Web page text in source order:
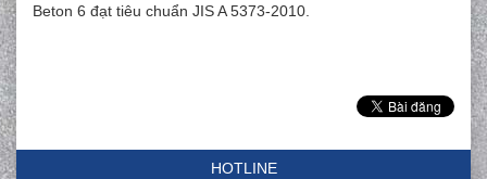
Beton 6 đạt tiêu chuẩn JIS A 5373-2010.
HOTLINE